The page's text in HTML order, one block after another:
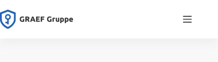
Inhalt
springen